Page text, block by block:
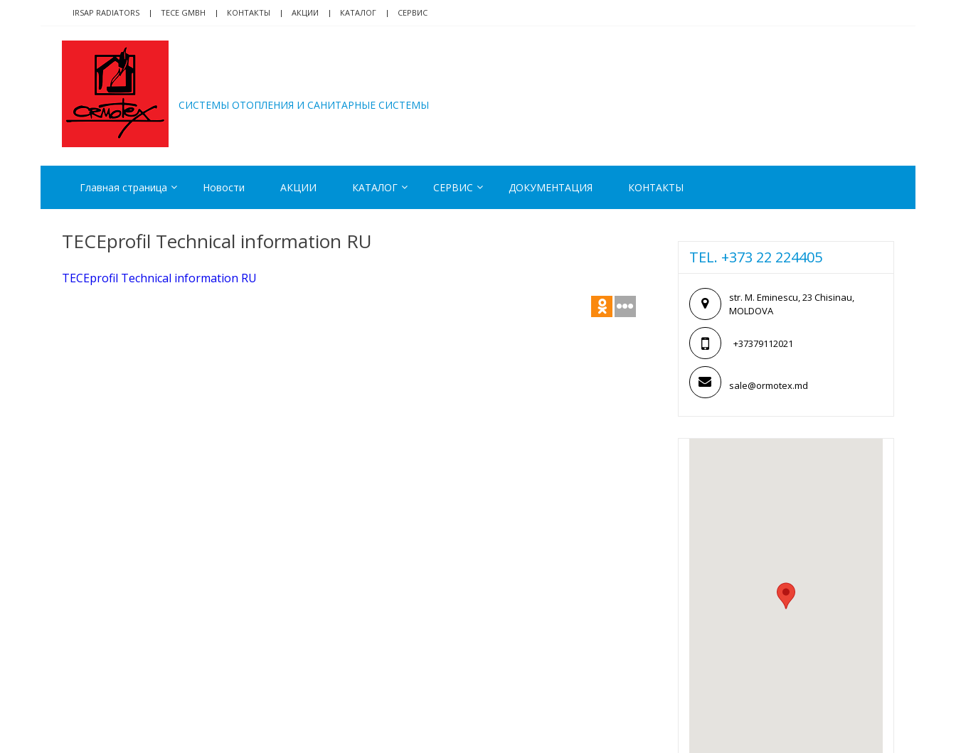
navigation
content
IRSAP RADIATORS TECE GMBH КОНТАКТЫ АКЦИИ КАТАЛОГ СЕРВИС
CИСТЕМЫ ОТОПЛЕНИЯ И САНИТАРНЫЕ СИСТЕМЫ
Главная страница Новости АКЦИИ КАТАЛОГ СЕРВИС ДОКУМЕНТАЦИЯ КОНТАКТЫ
TECEprofil Technical information RU
TECEprofil Technical information RU
TEL. +373 22 224405
str. M. Eminescu, 23 Chisinau,
MOLDOVA
+37379112021
sale@ormotex.md